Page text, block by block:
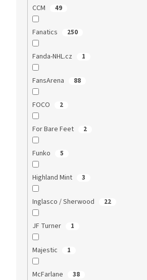
CCM 49
Fanatics 250
Fanda-NHL.cz 1
FansArena 88
FOCO 2
For Bare Feet 2
Funko 5
Highland Mint 3
Inglasco / Sherwood 22
JF Turner 1
Majestic 1
McFarlane 38